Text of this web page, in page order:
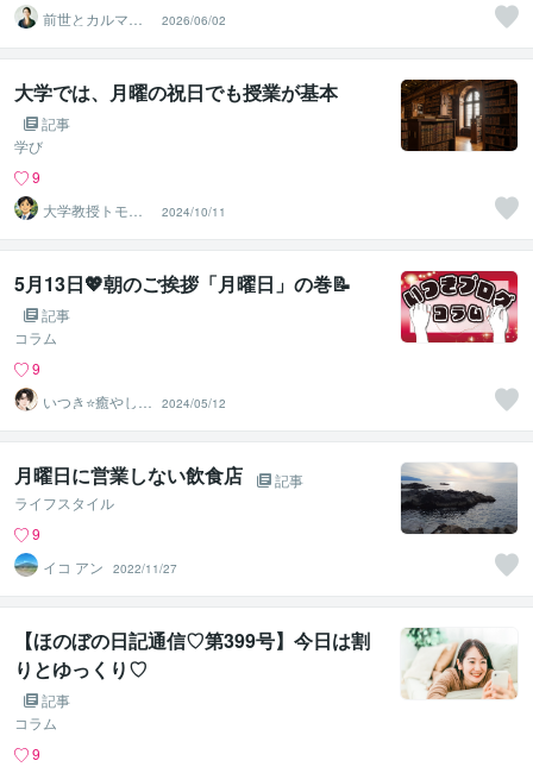
前世とカルマの
翻訳者 Haku
2026/06/02
大学では、月曜の祝日でも授業が基本
記事
学び
9
大学教授トモ｜
元東大教員
2024/10/11
5月13日💖朝のご挨拶「月曜日」の巻📝
記事
コラム
9
いつき⭐️癒やし声
のお話相手
2024/05/12
月曜日に営業しない飲食店
記事
ライフスタイル
9
イコ アン
2022/11/27
【ほのぼの日記通信♡第399号】今日は割
りとゆっくり♡
記事
コラム
9